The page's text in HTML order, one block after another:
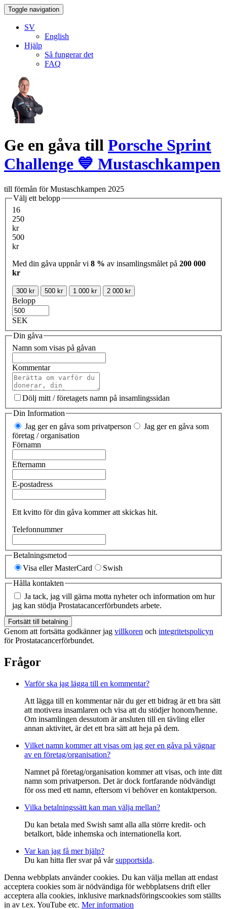
Toggle navigation
SV
English
Hjälp
Så fungerar det
FAQ
Ge en gåva till Porsche Sprint
Challenge 💙 Mustaschkampen
till förmån för Mustaschkampen 2025
Välj ett belopp
16
250
kr
500
kr
Med din gåva uppnår vi 8 % av insamlingsmålet på 200 000
kr
300 kr 500 kr 1 000 kr 2 000 kr
Belopp
SEK
Din gåva
Namn som visas på gåvan
Kommentar
Dölj mitt / företagets namn på insamlingssidan
Din Information
Jag ger en gåva som privatperson
Jag ger en gåva som
företag / organisation
Förnamn
Efternamn
E-postadress
Ett kvitto för din gåva kommer att skickas hit.
Telefonnummer
Betalningsmetod
Visa eller MasterCard
Swish
Hålla kontakten
Ja tack, jag vill gärna motta nyheter och information om hur
jag kan stödja Prostatacancerförbundets arbete.
Fortsätt till betalning
Genom att fortsätta godkänner jag villkoren och integritetspolicyn
för Prostatacancerförbundet.
Frågor
Varför ska jag lägga till en kommentar?
Att lägga till en kommentar när du ger ett bidrag är ett bra sätt
att motivera insamlaren och visa att du stödjer honom/henne.
Om insamlingen dessutom är ansluten till en tävling eller
annan aktivitet, är det ett bra sätt att heja på dem.
Vilket namn kommer att visas om jag ger en gåva på vägnar
av en företag/organisation?
Namnet på företag/organisation kommer att visas, och inte ditt
namn som privatperson. Det är dock fortfarande nödvändigt
för oss med ett namn, eftersom vi behöver en kontaktperson.
Vilka betalningssätt kan man välja mellan?
Du kan betala med Swish samt alla alla större kredit- och
betalkort, både inhemska och internationella kort.
Var kan jag få mer hjälp?
Du kan hitta fler svar på vårsupportsida.
Denna webbplats använder cookies. Du kan välja mellan att endast
acceptera cookies som är nödvändiga för webbplatsens drift eller
acceptera alla cookies, inklusive marknadsföringscookies som ställts
in av t.ex. YouTube etc. Mer information